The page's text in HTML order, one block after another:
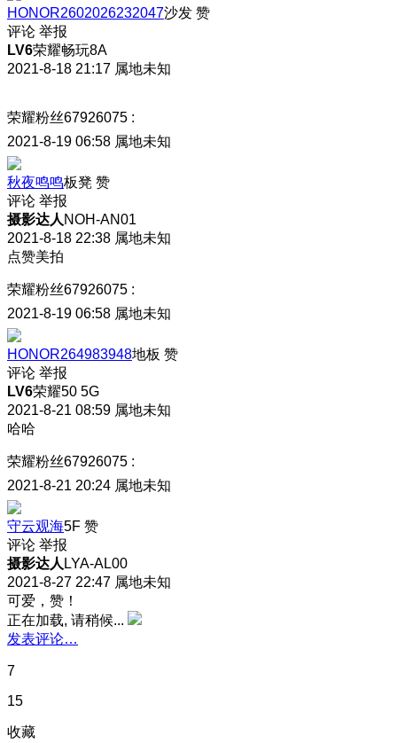
HONOR2602026232047沙发 赞
评论 举报
LV6荣耀畅玩8A
2021-8-18 21:17 属地未知
荣耀粉丝67926075 :
2021-8-19 06:58 属地未知
秋夜鸣鸣板凳 赞
评论 举报
摄影达人 NOH-AN01
2021-8-18 22:38 属地未知
点赞美拍
荣耀粉丝67926075 :
2021-8-19 06:58 属地未知
HONOR264983948地板 赞
评论 举报
LV6荣耀50 5G
2021-8-21 08:59 属地未知
哈哈
荣耀粉丝67926075 :
2021-8-21 20:24 属地未知
守云观海5F 赞
评论 举报
摄影达人 LYA-AL00
2021-8-27 22:47 属地未知
可爱，赞！
正在加载, 请稍候...
发表评论…
7
15
收藏